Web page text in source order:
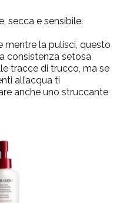
secca e sensibile.
mentre la pulisci, questo
consistenza setosa
tracce di trucco, ma se
all’acqua ti
anche uno struccante